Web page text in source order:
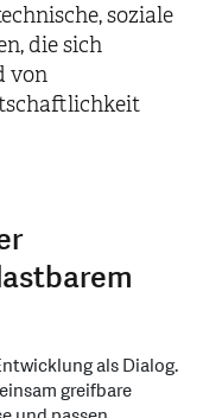
soziale
die sich
von
als Dialog.
greifbare